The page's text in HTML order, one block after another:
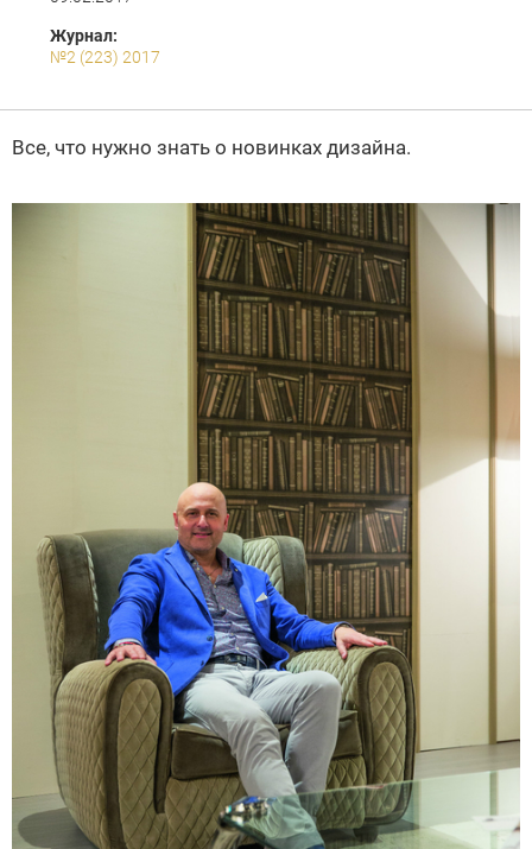
Журнал:
№2 (223) 2017
Все, что нужно знать о новинках дизайна.